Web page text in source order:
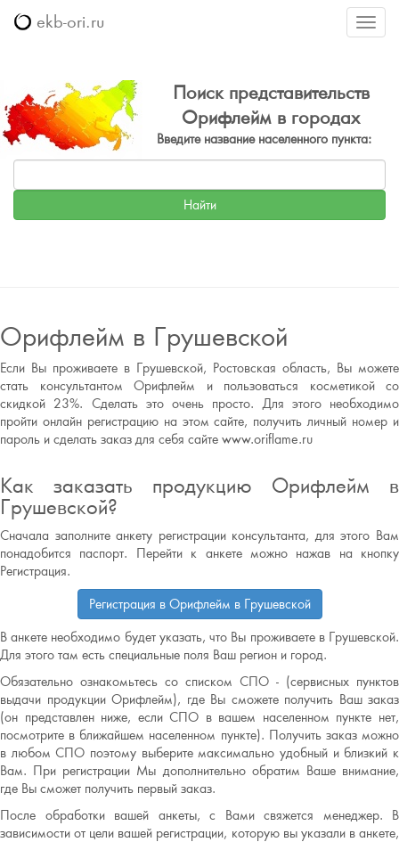
Меню
ekb-ori.ru
Поиск представительств
Орифлейм в городах
Введите название населенного пункта:
Орифлейм в Грушевской
Если Вы проживаете в Грушевской, Ростовская область, Вы можете
стать консультантом Орифлейм и пользоваться косметикой со
скидкой 23%. Сделать это очень просто. Для этого необходимо
пройти онлайн регистрацию на этом сайте, получить личный номер и
пароль и сделать заказ для себя сайте www.oriflame.ru
Как заказать продукцию Орифлейм в
Грушевской?
Сначала заполните анкету регистрации консультанта, для этого Вам
понадобится паспорт. Перейти к анкете можно нажав на кнопку
Регистрация.
Регистрация в Орифлейм в Грушевской
В анкете необходимо будет указать, что Вы проживаете в Грушевской.
Для этого там есть специальные поля Ваш регион и город.
Обязательно ознакомьтесь со списком СПО - (сервисных пунктов
выдачи продукции Орифлейм), где Вы сможете получить Ваш заказ
(он представлен ниже, если СПО в вашем населенном пункте нет,
посмотрите в ближайшем населенном пункте). Получить заказ можно
в любом СПО поэтому выберите максимально удобный и близкий к
Вам. При регистрации Мы дополнительно обратим Ваше внимание,
где Вы сможет получить первый заказ.
После обработки вашей анкеты, с Вами свяжется менеджер. В
зависимости от цели вашей регистрации, которую вы указали в анкете,